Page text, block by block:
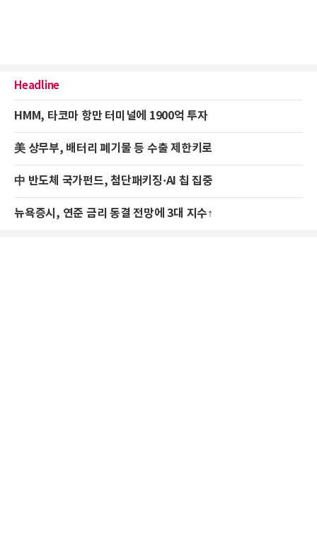
Headline
HMM, 타코마 항만 터미널에 1900억 투자
美 상무부, 배터리 폐기물 등 수출 제한키로
中 반도체 국가펀드, 첨단패키징·AI 칩 집중
뉴욕증시, 연준 금리 동결 전망에 3대 지수↑